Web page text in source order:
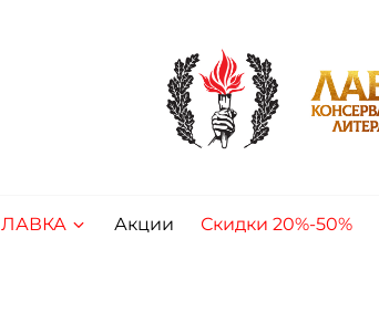
ЛАВКА Акции Скидки 20%-50%